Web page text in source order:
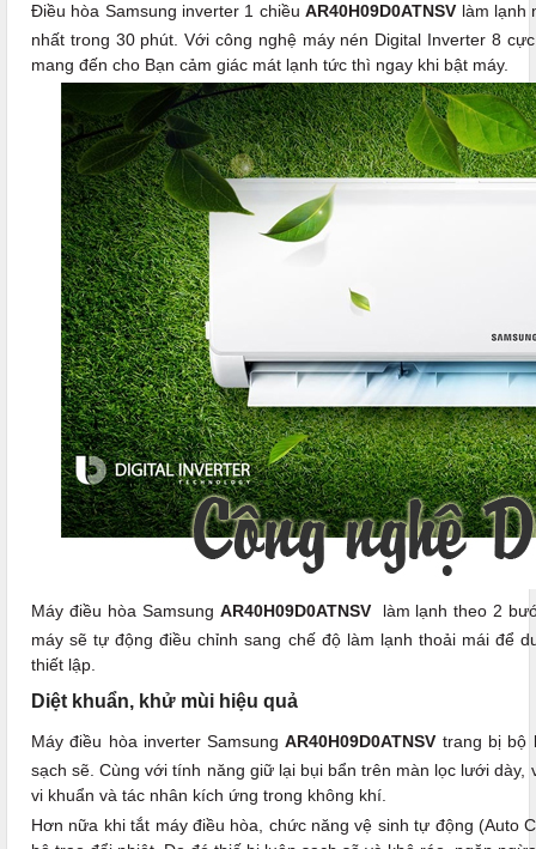
Điều hòa Samsung inverter 1 chiềuAR40H09D0ATNSV làm lạnh
nhất trong 30 phút. Với công nghệ máy nén Digital Inverter 8
mang đến cho Bạn cảm giác mát lạnh tức thì ngay khi bật máy.
Máy điều hòa Samsung AR40H09D0ATNSVlàm lạnh theo 2
máy sẽ tự động điều chỉnh sang chế độ làm lạnh thoải mái để
thiết lập.
Diệt khuẩn, khử mùi hiệu quả
Máy điều hòa inverter SamsungAR40H09D0ATNSV trang bị bộ
sạch sẽ. Cùng với tính năng giữ lại bụi bẩn trên màn lọc lưới
vi khuẩn và tác nhân kích ứng trong không khí.
Hơn nữa khi tắt máy điều hòa, chức năng vệ sinh tự động (Auto